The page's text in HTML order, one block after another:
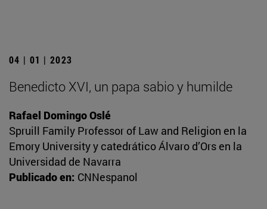
04 | 01 | 2023
Benedicto XVI, un papa sabio y humilde
Rafael Domingo Oslé
Spruill Family Professor of Law and Religion en la
Emory University y catedrático Álvaro d’Ors en la
Universidad de Navarra
Publicado en: CNNespanol